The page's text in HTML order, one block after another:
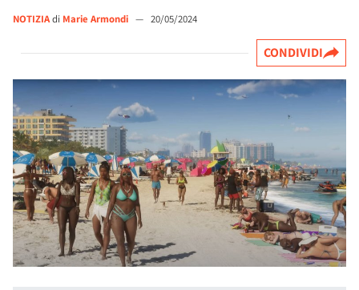
NOTIZIAdi Marie Armondi — 20/05/2024
CONDIVIDI